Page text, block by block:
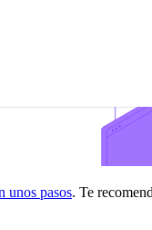
unos pasos. Te